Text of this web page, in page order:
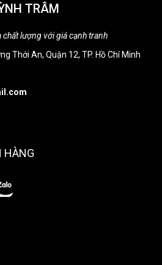
TRÂM
chất lượng với giá cạnh tranh
Thới An, Quận 12, TP. Hồ Chí Minh
HÀNG